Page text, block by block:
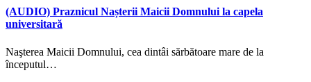
(AUDIO) Praznicul Nașterii Maicii Domnului la capela
universitară
Naşterea Maicii Domnului, cea dintâi sărbătoare mare de la
începutul…